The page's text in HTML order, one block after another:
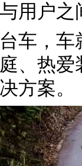
用户
车，
、热
方案。